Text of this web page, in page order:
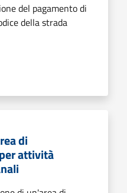
del pagamento di
della strada
di
attività